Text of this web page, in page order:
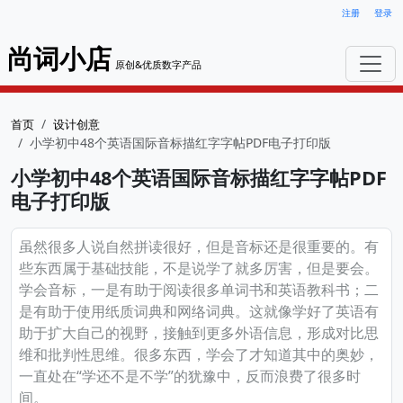
注册 登录
尚词小店 原创&优质数字产品
首页 设计创意
小学初中48个英语国际音标描红字字帖PDF电子打印版
小学初中48个英语国际音标描红字字帖PDF
电子打印版
虽然很多人说自然拼读很好，但是音标还是很重要的。有
些东西属于基础技能，不是说学了就多厉害，但是要会。
学会音标，一是有助于阅读很多单词书和英语教科书；二
是有助于使用纸质词典和网络词典。这就像学好了英语有
助于扩大自己的视野，接触到更多外语信息，形成对比思
维和批判性思维。很多东西，学会了才知道其中的奥妙，
一直处在“学还不是不学”的犹豫中，反而浪费了很多时
间。